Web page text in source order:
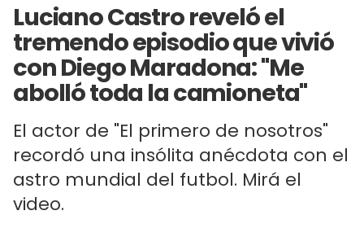
Luciano Castro reveló el
tremendo episodio que vivió
con Diego Maradona: "Me
abolló toda la camioneta"
El actor de "El primero de nosotros"
recordó una insólita anécdota con el
astro mundial del futbol. Mirá el
video.